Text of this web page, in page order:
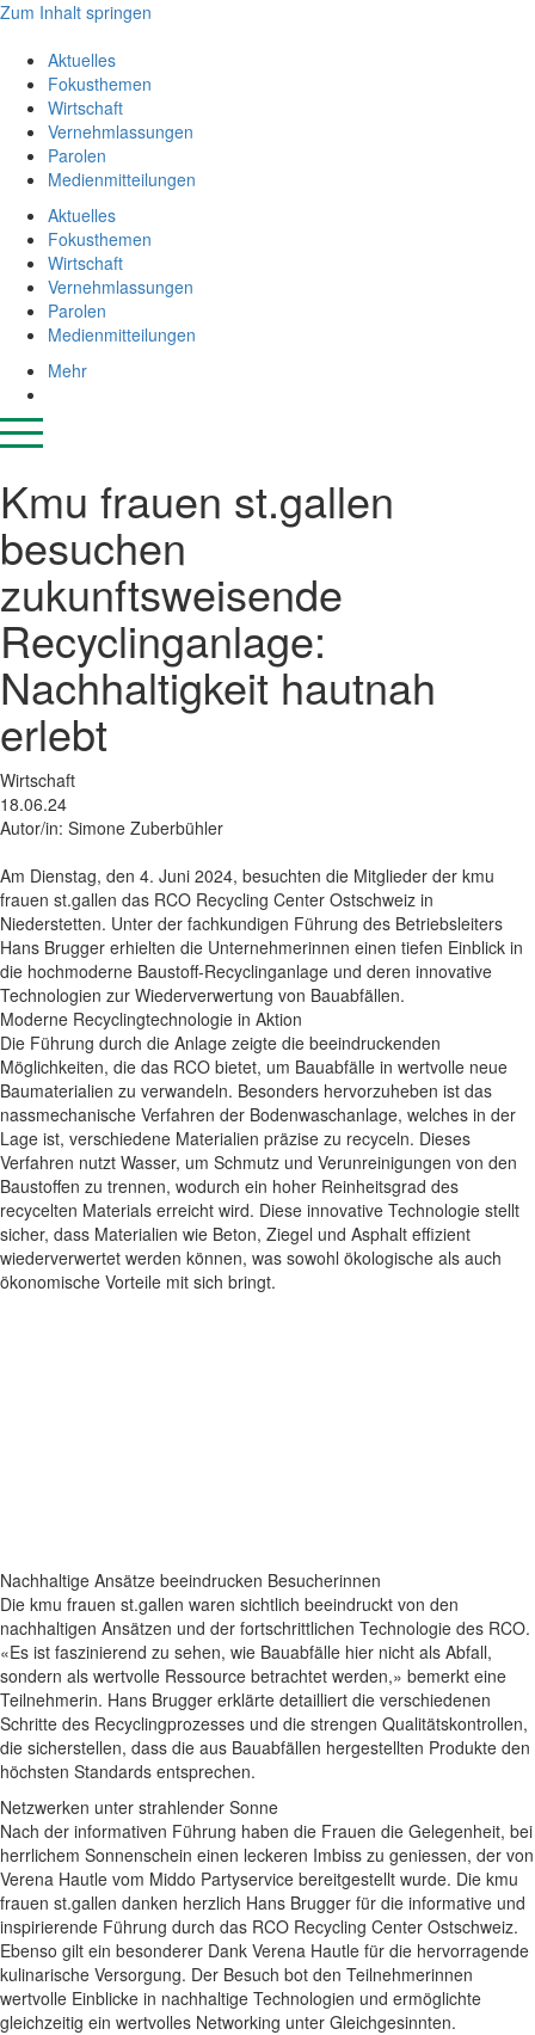
Zum Inhalt springen
Aktuelles
Fokusthemen
Wirtschaft
Vernehmlassungen
Parolen
Medienmitteilungen
Aktuelles
Fokusthemen
Wirtschaft
Vernehmlassungen
Parolen
Medienmitteilungen
Mehr
Kmu frauen st.gallen
besuchen
zukunftsweisende
Recyclinganlage:
Nachhaltigkeit hautnah
erlebt
Wirtschaft
18.06.24
Autor/in: Simone Zuberbühler
Am Dienstag, den 4. Juni 2024, besuchten die Mitglieder der kmu
frauen st.gallen das RCO Recycling Center Ostschweiz in
Niederstetten. Unter der fachkundigen Führung des Betriebsleiters
Hans Brugger erhielten die Unternehmerinnen einen tiefen Einblick in
die hochmoderne Baustoff-Recyclinganlage und deren innovative
Technologien zur Wiederverwertung von Bauabfällen.
Moderne Recyclingtechnologie in Aktion
Die Führung durch die Anlage zeigte die beeindruckenden
Möglichkeiten, die das RCO bietet, um Bauabfälle in wertvolle neue
Baumaterialien zu verwandeln. Besonders hervorzuheben ist das
nassmechanische Verfahren der Bodenwaschanlage, welches in der
Lage ist, verschiedene Materialien präzise zu recyceln. Dieses
Verfahren nutzt Wasser, um Schmutz und Verunreinigungen von den
Baustoffen zu trennen, wodurch ein hoher Reinheitsgrad des
recycelten Materials erreicht wird. Diese innovative Technologie stellt
sicher, dass Materialien wie Beton, Ziegel und Asphalt effizient
wiederverwertet werden können, was sowohl ökologische als auch
ökonomische Vorteile mit sich bringt.
Nachhaltige Ansätze beeindrucken Besucherinnen
Die kmu frauen st.gallen waren sichtlich beeindruckt von den
nachhaltigen Ansätzen und der fortschrittlichen Technologie des RCO.
«Es ist faszinierend zu sehen, wie Bauabfälle hier nicht als Abfall,
sondern als wertvolle Ressource betrachtet werden,» bemerkt eine
Teilnehmerin. Hans Brugger erklärte detailliert die verschiedenen
Schritte des Recyclingprozesses und die strengen Qualitätskontrollen,
die sicherstellen, dass die aus Bauabfällen hergestellten Produkte den
höchsten Standards entsprechen.
Netzwerken unter strahlender Sonne
Nach der informativen Führung haben die Frauen die Gelegenheit, bei
herrlichem Sonnenschein einen leckeren Imbiss zu geniessen, der von
Verena Hautle vom Middo Partyservice bereitgestellt wurde. Die kmu
frauen st.gallen danken herzlich Hans Brugger für die informative und
inspirierende Führung durch das RCO Recycling Center Ostschweiz.
Ebenso gilt ein besonderer Dank Verena Hautle für die hervorragende
kulinarische Versorgung. Der Besuch bot den Teilnehmerinnen
wertvolle Einblicke in nachhaltige Technologien und ermöglichte
gleichzeitig ein wertvolles Networking unter Gleichgesinnten.